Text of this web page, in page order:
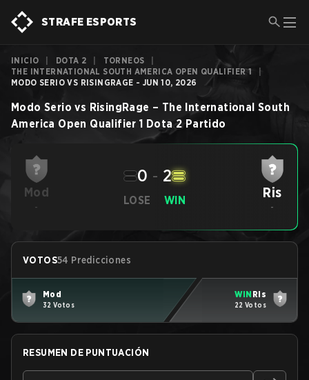
STRAFE ESPORTS
INICIO DOTA 2 TORNEOS
THE INTERNATIONAL SOUTH AMERICA OPEN QUALIFIER 1
MODO SERIO VS RISINGRAGE - JUN 10, 2026
Modo Serio vs RisingRage – The International South
America Open Qualifier 1 Dota 2 Partido
Mod
-
LOSE
0 - 2
WIN Ris
-
VOTOS54 Predicciones
Mod
32 Votos
WIN Ris
22 Votos
RESUMEN DE PUNTUACIÓN